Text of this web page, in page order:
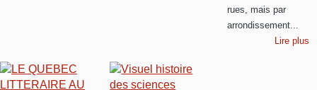
rues, mais par
arrondissement...
Lire plus